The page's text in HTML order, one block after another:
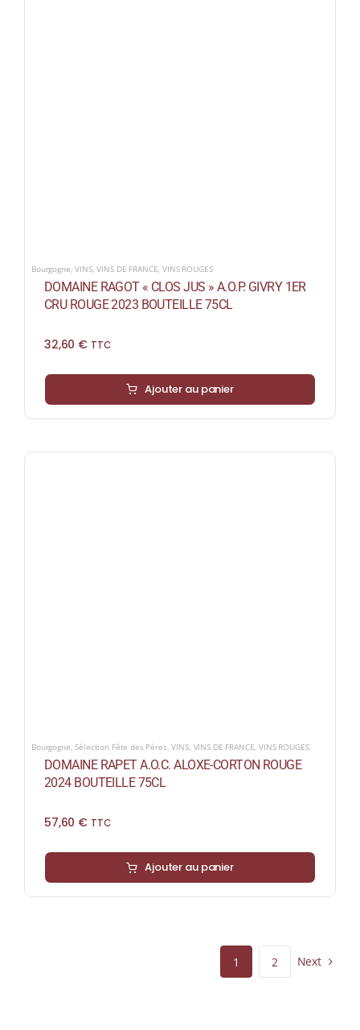
Bourgogne ,VINS,VINS DE FRANCE ,VINS ROUGES
DOMAINE RAGOT « CLOS JUS » A.O.P. GIVRY 1ER
CRU ROUGE 2023 BOUTEILLE 75CL
32,60 € TTC
Ajouter au panier
Bourgogne,Sélection Fête des Pères,VINS, VINS DE FRANCE,VINS ROUGES
DOMAINE RAPET A.O.C. ALOXE-CORTON ROUGE
2024 BOUTEILLE 75CL
57,60 € TTC
Ajouter au panier
1 2 Next